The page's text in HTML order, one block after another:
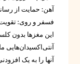
آهن: حمایت از
فسفر و روی:
این مغزها بدون
آنتی‌اکسیدان‌هایی
آنها را به یک